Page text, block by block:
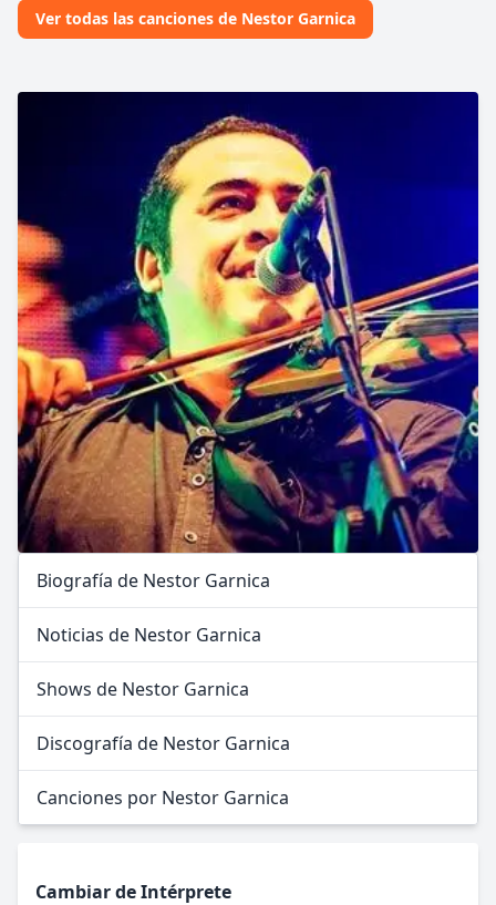
Ver todas las canciones de Nestor Garnica
Biografía de Nestor Garnica
Noticias de Nestor Garnica
Shows de Nestor Garnica
Discografía de Nestor Garnica
Canciones por Nestor Garnica
Cambiar de Intérprete